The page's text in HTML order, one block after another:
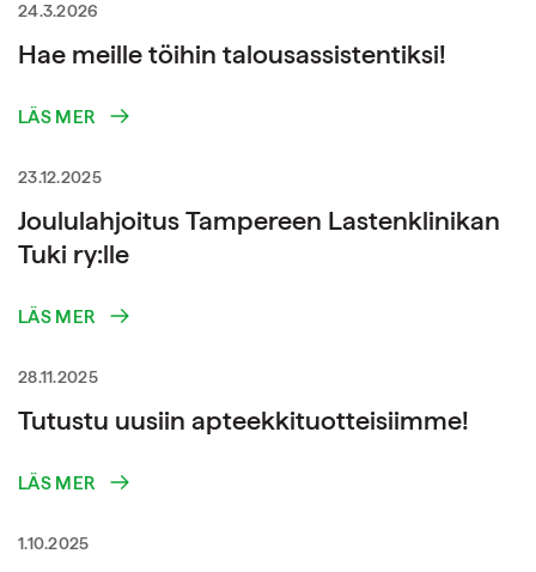
24.3.2026
Hae meille töihin talousassistentiksi!
LÄS MER
23.12.2025
Joululahjoitus Tampereen Lastenklinikan
Tuki ry:lle
LÄS MER
28.11.2025
Tutustu uusiin apteekkituotteisiimme!
LÄS MER
1.10.2025